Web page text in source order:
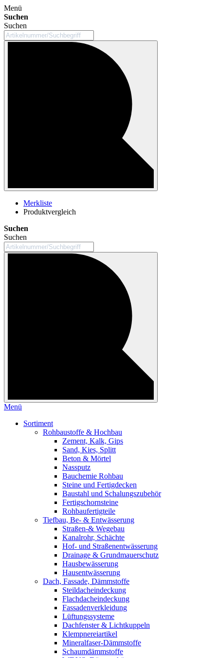
Menü
Suchen
Suchen
Merkliste
Produktvergleich
Suchen
Suchen
Menü
Sortiment
Rohbaustoffe & Hochbau
Zement, Kalk, Gips
Sand, Kies, Splitt
Beton & Mörtel
Nassputz
Bauchemie Rohbau
Steine und Fertigdecken
Baustahl und Schalungszubehör
Fertigschornsteine
Rohbaufertigteile
Tiefbau, Be- & Entwässerung
Straßen-& Wegebau
Kanalrohr, Schächte
Hof- und Straßenentwässerung
Drainage & Grundmauerschutz
Hausbewässerung
Hausentwässerung
Dach, Fassade, Dämmstoffe
Steildacheindeckung
Flachdacheindeckung
Fassadenverkleidung
Lüftungssysteme
Dachfenster & Lichtkuppeln
Klempnereiartikel
Mineralfaser-Dämmstoffe
Schaumdämmstoffe